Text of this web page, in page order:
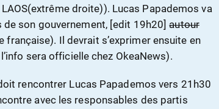
droite)). Lucas Papademos va
son gouvernement, [edit 19h20]autour
française). Il devrait s’exprimer ensuite en
sera officielle chez OkeaNews).
rencontrer Lucas Papademos vers 21h30
avec les responsables des partis